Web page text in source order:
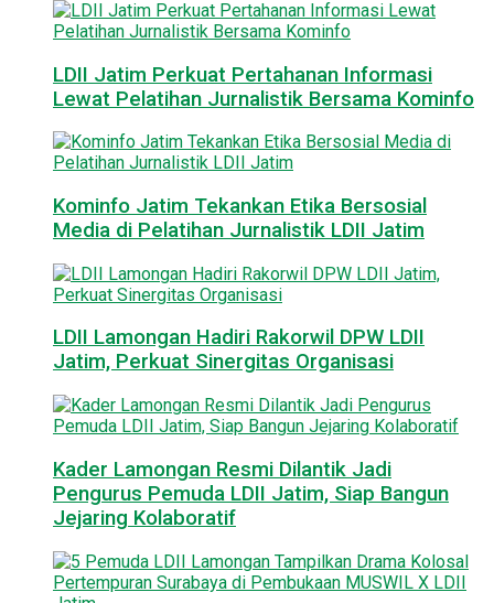
LDII Jatim Perkuat Pertahanan Informasi
Lewat Pelatihan Jurnalistik Bersama Kominfo
Kominfo Jatim Tekankan Etika Bersosial
Media di Pelatihan Jurnalistik LDII Jatim
LDII Lamongan Hadiri Rakorwil DPW LDII
Jatim, Perkuat Sinergitas Organisasi
Kader Lamongan Resmi Dilantik Jadi
Pengurus Pemuda LDII Jatim, Siap Bangun
Jejaring Kolaboratif